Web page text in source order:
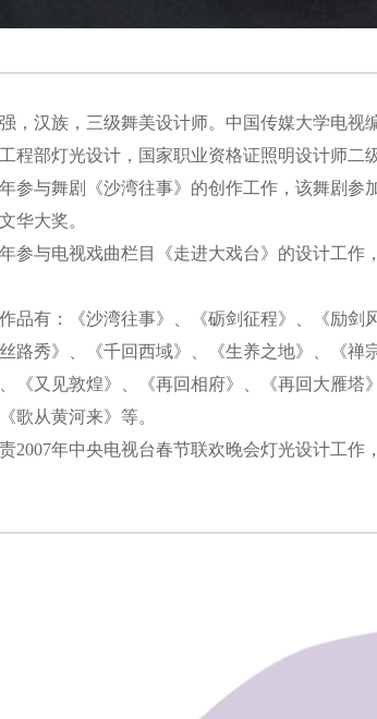
汉族，三级舞美设计师。中国传媒大学电视
程部灯光设计，国家职业资格证照明设计师二级
与舞剧《沙湾往事》的创作工作，该舞剧参
华大奖。
与电视戏曲栏目《走进大戏台》的设计工作
有：《沙湾往事》、《砺剑征程》、《励剑
路秀》、《千回西域》、《生养之地》、《禅
《又见敦煌》、《再回相府》、《再回大雁塔
歌从黄河来》等。
年中央电视台春节联欢晚会灯光设计工作